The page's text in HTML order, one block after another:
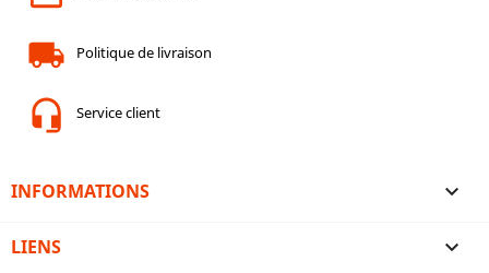
Politique de livraison
Service client
INFORMATIONS 
LIENS 